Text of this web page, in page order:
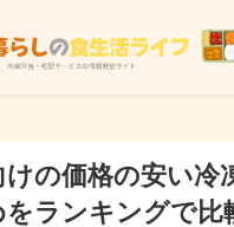
の価格の安い冷
ランキングで比